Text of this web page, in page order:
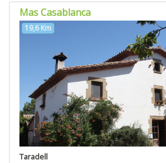
Mas Casablanca
19,6 Km
Taradell